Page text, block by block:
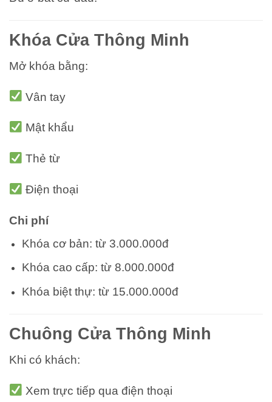
Khóa Cửa Thông Minh
Mở khóa bằng:
Vân tay
Mật khẩu
Thẻ từ
Điện thoại
Chi phí
Khóa cơ bản: từ 3.000.000đ
Khóa cao cấp: từ 8.000.000đ
Khóa biệt thự: từ 15.000.000đ
Chuông Cửa Thông Minh
Khi có khách:
Xem trực tiếp qua điện thoại